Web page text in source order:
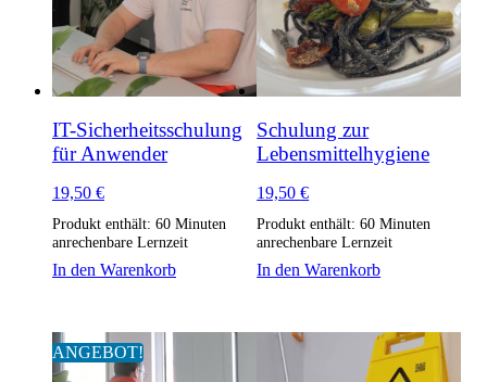
IT-Sicherheitsschulung
für Anwender
19,50 €
Produkt enthält: 60 Minuten
anrechenbare Lernzeit
In den Warenkorb
Schulung zur
Lebensmittelhygiene
19,50€
Produkt enthält: 60Minuten
anrechenbare Lernzeit
In den Warenkorb
ANGEBOT!